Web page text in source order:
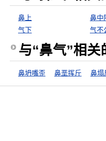
鼻上 鼻中
气下
气不
与“鼻气”相关
鼻坍嘴歪 鼻垩挥斤 鼻塌